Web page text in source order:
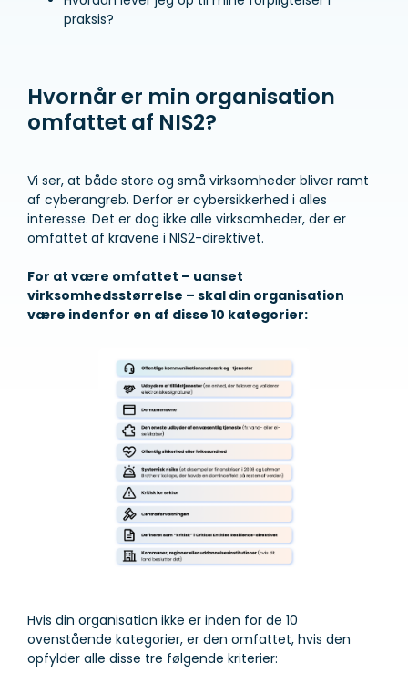
praksis?
Hvornår er min organisation
omfattet af NIS2?
Vi ser, at både store og små virksomheder bliver ramt
af cyberangreb. Derfor er cybersikkerhed i alles
interesse. Det er dog ikke alle virksomheder, der er
omfattet af kravene i NIS2-direktivet.
For at være omfattet – uanset
virksomhedsstørrelse – skal din organisation
være indenfor en af disse 10 kategorier:
Hvis din organisation ikke er inden for de 10
ovenstående kategorier, er den omfattet, hvis den
opfylder alle disse tre følgende kriterier: